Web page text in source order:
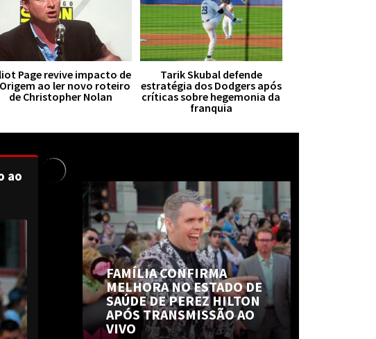
Page revive impacto de
ao ler novo roteiro
de Christopher Nolan
Tarik Skubal defende
estratégia dos Dodgers após
críticas sobre hegemonia da
franquia
ao
FAMÍLIA CONFIRMA
MELHORA NO ESTADO DE
SAÚDE DE PEREZ HILTON
APÓS TRANSMISSÃO AO
VIVO